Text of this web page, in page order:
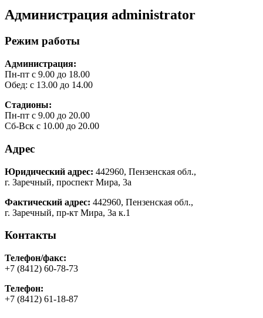
Администрация administrator
Режим работы
Администрация:
Пн-пт с 9.00 до 18.00
Обед: с 13.00 до 14.00
Стадионы:
Пн-пт с 9.00 до 20.00
Сб-Вск с 10.00 до 20.00
Адрес
Юридический адрес: 442960, Пензенская обл.,
г. Заречный, проспект Мира, 3а
Фактический адрес: 442960, Пензенская обл.,
г. Заречный, пр-кт Мира, 3а к.1
Контакты
Телефон/факс:
+7 (8412) 60-78-73
Телефон:
+7 (8412) 61-18-87